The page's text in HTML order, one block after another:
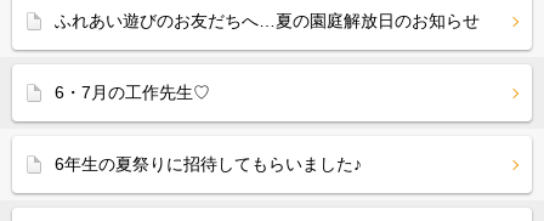
ふれあい遊びのお友だちへ…夏の園庭解放日のお知らせ
6・7月の工作先生♡
6年生の夏祭りに招待してもらいました♪